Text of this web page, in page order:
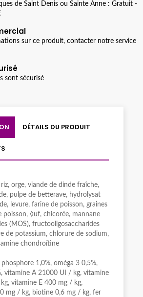
de Saint Denis ou Sainte Anne : Gratuit -
sur ce produit, contacter notre service
sont sécurisé
DÉTAILS DU PRODUIT
orge, viande de dinde fraîche,
pulpe de betterave, hydrolysat
levure, farine de poisson, graines
poisson, ◊uf, chicorée, mannane
(MOS), fructooligosaccharides
de potassium, chlorure de sodium,
chondroïtine
1,0%, oméga 3 0,5%,
vitamine A 21000 UI / kg, vitamine
vitamine E 400 mg / kg,
mg / kg, biotine 0,6 mg / kg, fer